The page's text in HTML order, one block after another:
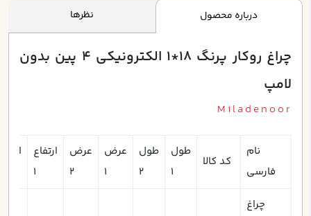
درباره محصول نظرها
چراغ روکار پرنگ 18*1 الکترونيکي 4 پين بدون
لامپ
Miladenoor
نام
فارسی
کد کالا
طول
طول
2
عرض
عرض
2
ارتفاع
ارتفاع
چراغ